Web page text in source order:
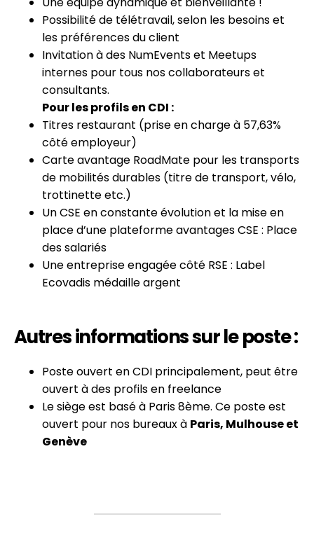
Possibilité de télétravail, selon les besoins et
les préférences du client
Invitation à des NumEvents et Meetups
internes pour tous nos collaborateurs et
consultants.
Pour les profils en CDI :
Titres restaurant (prise en charge à 57,63%
côté employeur)
Carte avantage RoadMate pour les transports
de mobilités durables (titre de transport, vélo,
trottinette etc.)
Un CSE en constante évolution et la mise en
place d’une plateforme avantages CSE : Place
des salariés
Une entreprise engagée côté RSE : Label
Ecovadis médaille argent
Autres informations sur le poste :
Poste ouvert en CDI principalement, peut être
ouvert à des profils en freelance
Le siège est basé à Paris 8ème. Ce poste est
ouvert pour nos bureaux à Paris, Mulhouse et
Genève